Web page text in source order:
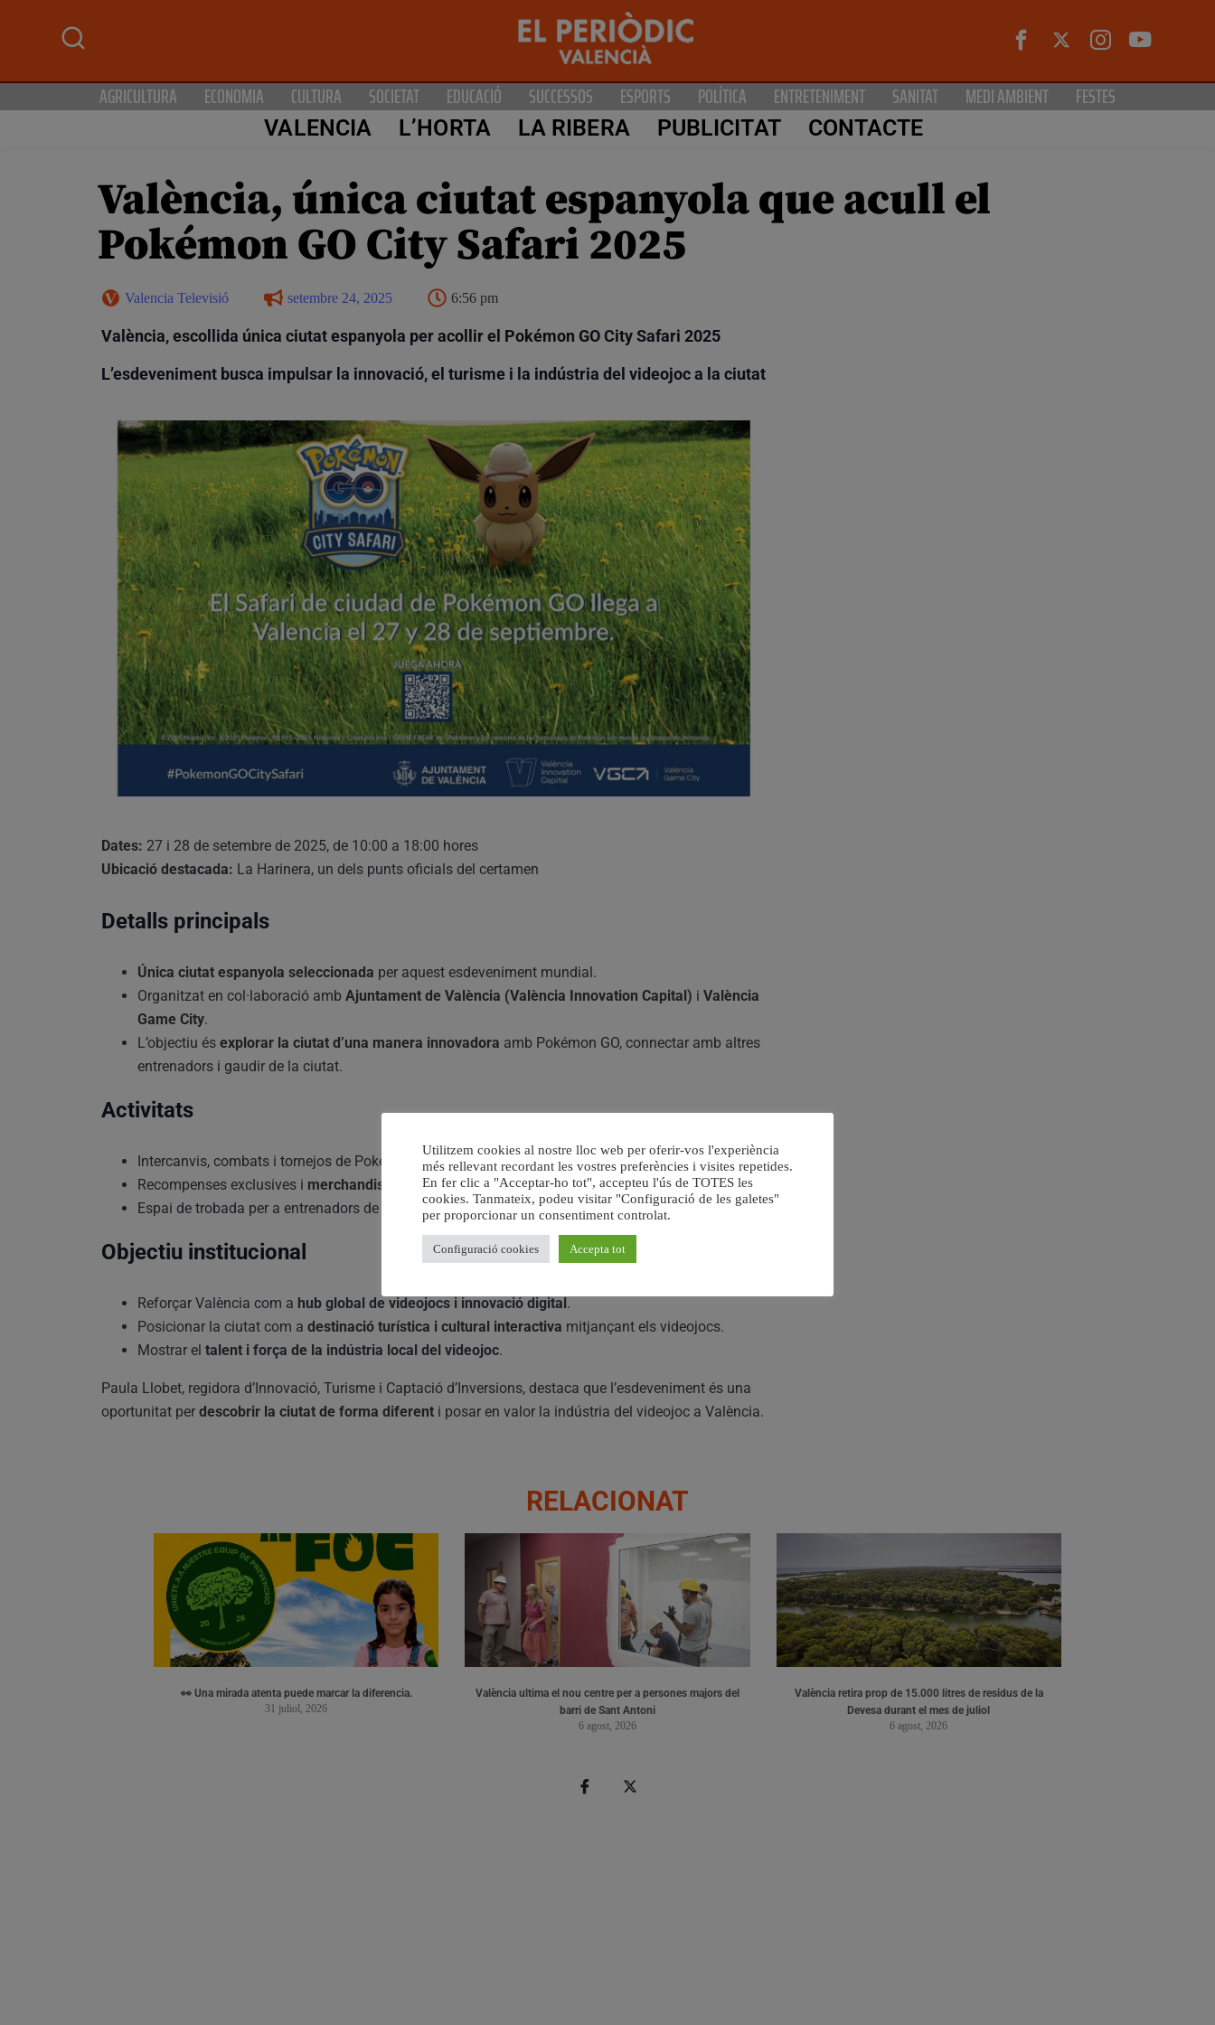
AGRICULTURA ECONOMIA CULTURA SOCIETAT EDUCACIÓ SUCCESSOS ESPORTS POLÍTICA ENTRETENIMENT SANITAT MEDI AMBIENT FESTES
VALENCIA L’HORTA LA RIBERA PUBLICITAT CONTACTE
València, única ciutat espanyola que acull el
Pokémon GO City Safari 2025
Valencia Televisió setembre 24, 2025 6:56 pm
València, escollida única ciutat espanyola per acollir el Pokémon GO City Safari 2025
L’esdeveniment busca impulsar la innovació, el turisme i la indústria del videojoc a la ciutat
Dates: 27 i 28 de setembre de 2025, de 10:00 a 18:00 hores
Ubicació destacada: La Harinera, un dels punts oficials del certamen
Detalls principals
Única ciutat espanyola seleccionada per aquest esdeveniment mundial.
Organitzat en col·laboració amb Ajuntament de València (València Innovation Capital) i València
Game City.
L’objectiu és explorar la ciutat d’una manera innovadora amb Pokémon GO, connectar amb altres
entrenadors i gaudir de la ciutat.
Activitats
Intercanvis, combats i tornejos de Pokémon GO.
Recompenses exclusives i merchandising oficialdel joc.
Espai de trobada per a entrenadors de tot el món.
Objectiu institucional
Reforçar València com a hub global de videojocs i innovació digital.
Posicionar la ciutat com a destinació turística i cultural interactiva mitjançant els videojocs.
Mostrar el talent i força de la indústria local del videojoc.
Paula Llobet, regidora d’Innovació, Turisme i Captació d’Inversions, destaca que l’esdeveniment és una
oportunitat per descobrir la ciutat de forma diferent i posar en valor la indústria del videojoc a València.
RELACIONAT
👀 Una mirada atenta puede marcar la diferencia.
31 juliol, 2026
València ultima el nou centre per a persones majors del
barri de Sant Antoni
6 agost, 2026
València retira prop de 15.000 litres de residus de la
Devesa durant el mes de juliol
6 agost, 2026
Utilitzem cookies al nostre lloc web per oferir-vos l'experiència
més rellevant recordant les vostres preferències i visites repetides.
En fer clic a "Acceptar-ho tot", accepteu l'ús de TOTES les
cookies. Tanmateix, podeu visitar "Configuració de les galetes"
per proporcionar un consentiment controlat.
Configuració cookies Accepta tot